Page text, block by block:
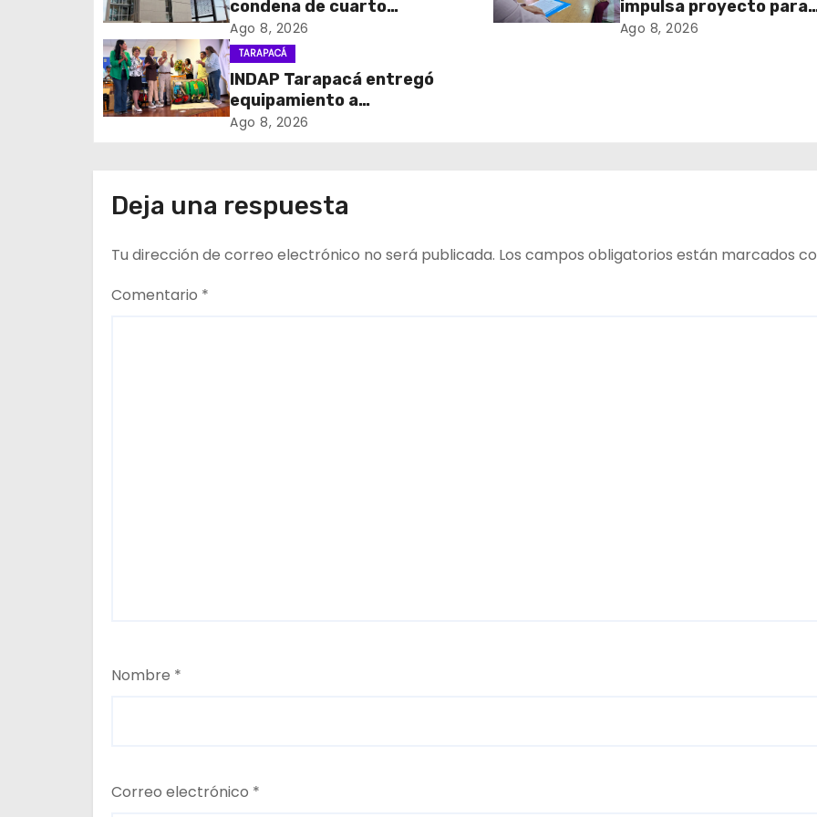
c
i
ó
e
e
n
condena de cuarto
participante en violento
asalto a comerciante
Ago 8, 2026
impulsa proyecto para
homenajear en vida al
Ago 8, 2026
TARAPACÁ
INDAP Tarapacá entregó
equipamiento a
agricultores para prevenir
Ago 8, 2026
Deja una respuesta
Tu dirección de correo electrónico no será publicada. Los campos obligatorios están marcados
Comentario *
Nombre *
Correo electrónico *